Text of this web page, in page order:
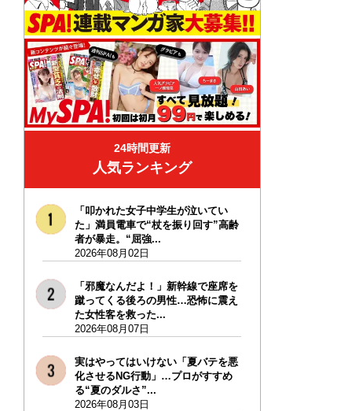
24時間更新
人気ランキング
「叩かれた女子中学生が泣いてい
た」満員電車で“杖を振り回す”高齢
者が暴走。“屈強...
2026年08月02日
「邪魔なんだよ！」新幹線で座席を
蹴ってくる後ろの男性…恐怖に震え
た女性客を救った...
2026年08月07日
実はやってはいけない「夏バテを悪
化させるNG行動」…プロがすすめ
る“夏のダルさ”...
2026年08月03日